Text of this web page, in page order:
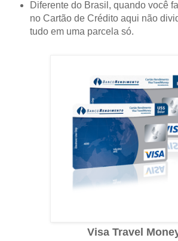
Diferente do Brasil, quando você
no Cartão de Crédito aqui não
tudo em uma parcela só.
Visa Travel